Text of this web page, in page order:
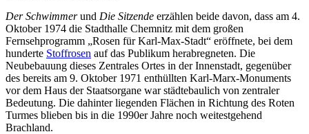
Der Schwimmerund Die Sitzende erzählen beide davon, dass am 4.
Oktober 1974 die Stadthalle Chemnitz mit dem großen
Fernsehprogramm „Rosen für Karl-Max-Stadt“ eröffnete, bei dem
hunderte Stoffrosen auf das Publikum herabregneten. Die
Neubebauung dieses Zentrales Ortes in der Innenstadt, gegenüber
des bereits am 9. Oktober 1971 enthüllten Karl-Marx-Monuments
vor dem Haus der Staatsorgane war städtebaulich von zentraler
Bedeutung. Die dahinter liegenden Flächen in Richtung des Roten
Turmes blieben bis in die 1990er Jahre noch weitestgehend
Brachland.